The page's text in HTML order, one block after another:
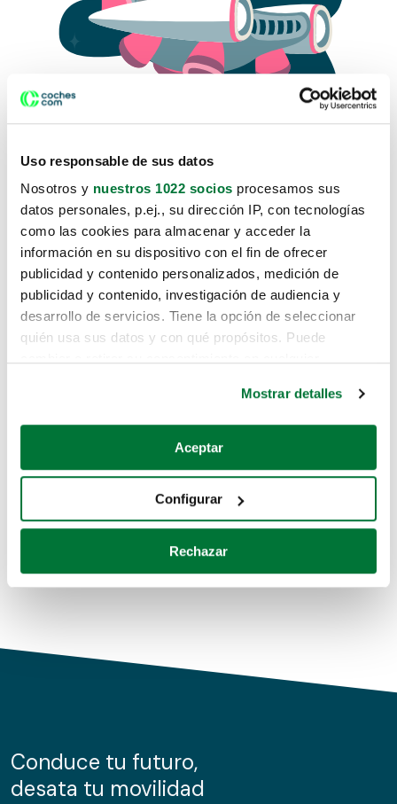
Uso responsable de sus datos
Nosotros y nuestros 1022 socios procesamos sus
datos personales, p.ej., su dirección IP, con tecnologías
como las cookies para almacenar y acceder la
información en su dispositivo con el fin de ofrecer
publicidad y contenido personalizados, medición de
publicidad y contenido, investigación de audiencia y
desarrollo de servicios. Tiene la opción de seleccionar
quién usa sus datos y con qué propósitos. Puede
Si lo permite, también quisiéramos:
Recopilar información sobre su ubicación geográfica
Identificar su dispositivo analizándolo activamente
para buscar características específicas (huellas
Obtenga más información sobre cómo se procesan sus
de cookies.
información sobre el uso que haga del sitio web con
nuestros partners de redes sociales, publicidad y análisis
Mostrar detalles
Aceptar
Configurar
Rechazar
Lo sentimos, no sabemos como
te hemos traido hasta aquí.
Pero puedes encontrar el coche que estás
buscando en alguno de estos enlaces:
Coches de segunda mano
Coches de km0
Conduce tu futuro,
desata tu movilidad